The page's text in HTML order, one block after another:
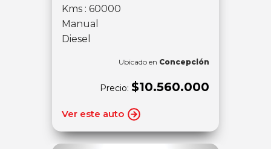
Kms : 60000
Manual
Diesel
Ubicado en Concepción
Precio: $10.560.000
Ver este auto